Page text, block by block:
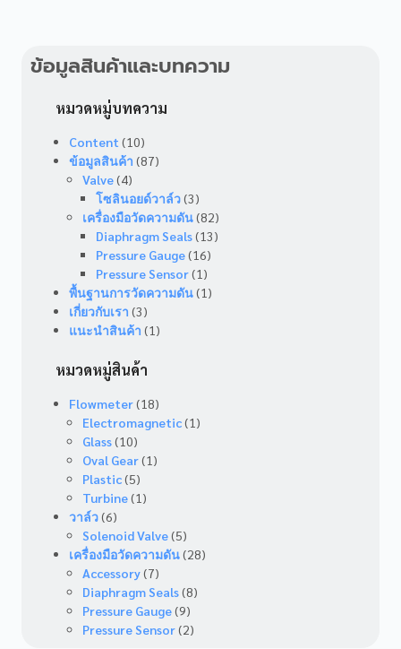
ข้อมูลสินค้าและบทความ
หมวดหมู่บทความ
Content (10)
ข้อมูลสินค้า (87)
Valve(4)
โซลินอยด์วาล์ว(3)
เครื่องมือวัดความดัน(82)
Diaphragm Seals(13)
Pressure Gauge(16)
Pressure Sensor(1)
พื้นฐานการวัดความดัน(1)
เกี่ยวกับเรา (3)
แนะนำสินค้า (1)
หมวดหมู่สินค้า
Flowmeter(18)
Electromagnetic(1)
Glass(10)
Oval Gear(1)
Plastic(5)
Turbine(1)
วาล์ว(6)
Solenoid Valve(5)
เครื่องมือวัดความดัน(28)
Accessory(7)
Diaphragm Seals(8)
Pressure Gauge(9)
Pressure Sensor(2)